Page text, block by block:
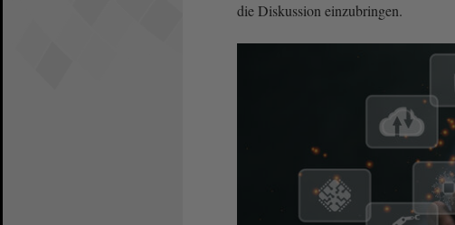
die Diskussion einzubringen.